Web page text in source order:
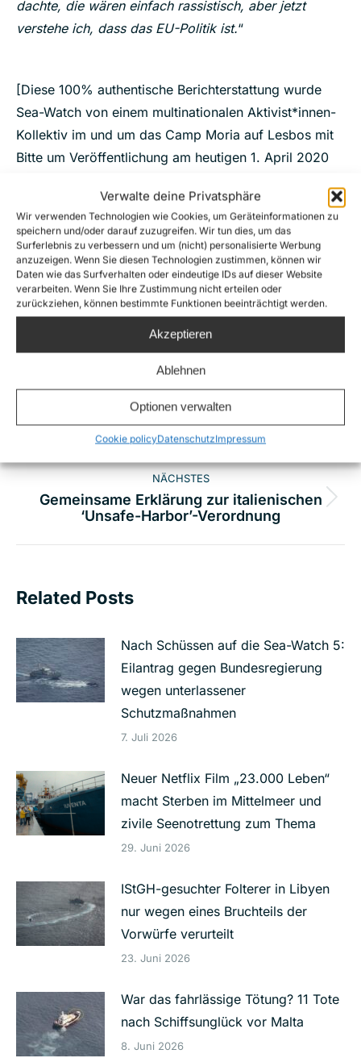
Verwalte deine Privatsphäre
Wir verwenden Technologien wie Cookies, um Geräteinformationen zu
speichern und/oder darauf zuzugreifen. Wir tun dies, um das
Surferlebnis zu verbessern und um (nicht) personalisierte Werbung
anzuzeigen. Wenn Sie diesen Technologien zustimmen, können wir
Daten wie das Surfverhalten oder eindeutige IDs auf dieser Website
verarbeiten. Wenn Sie Ihre Zustimmung nicht erteilen oder
zurückziehen, können bestimmte Funktionen beeinträchtigt werden.
Akzeptieren
Ablehnen
Optionen verwalten
Cookie policyDatenschutzImpressum
dachte, die wären einfach rassistisch, aber jetzt
verstehe ich, dass das EU-Politik ist.“
[Diese 100% authentische Berichterstattung wurde
Sea-Watch von einem multinationalen Aktivist*innen-
Kollektiv im und um das Camp Moria auf Lesbos mit
Bitte um Veröffentlichung am heutigen 1. April 2020
Share this
Kommentarnavigation
ZURÜCK
Vorheriger
Beitrag:
Free the #ElHiblu3: Allianz von
Menschenrechtsaktivist*innen fordert Malta
auf, die Anklage gegen jugendliche
Schutzsuchende fallen zu lassen
NÄCHSTES
Nächster
Gemeinsame Erklärung zur italienischen
‘Unsafe-Harbor’-Verordnung
Related Posts
Nach Schüssen auf die Sea-Watch 5:
Eilantrag gegen Bundesregierung
wegen unterlassener
Schutzmaßnahmen
7. Juli 2026
Neuer Netflix Film „23.000 Leben“
macht Sterben im Mittelmeer und
zivile Seenotrettung zum Thema
29. Juni 2026
IStGH-gesuchter Folterer in Libyen
nur wegen eines Bruchteils der
Vorwürfe verurteilt
23. Juni 2026
War das fahrlässige Tötung? 11 Tote
nach Schiffsunglück vor Malta
8. Juni 2026